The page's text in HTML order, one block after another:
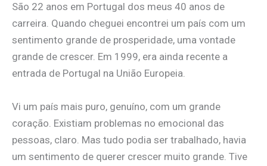
São 22 anos em Portugal dos meus 40 anos de
carreira. Quando cheguei encontrei um país com um
sentimento grande de prosperidade, uma vontade
grande de crescer. Em 1999, era ainda recente a
entrada de Portugal na União Europeia.
Vi um país mais puro, genuíno, com um grande
coração. Existiam problemas no emocional das
pessoas, claro. Mas tudo podia ser trabalhado, havia
um sentimento de querer crescer muito grande. Tive